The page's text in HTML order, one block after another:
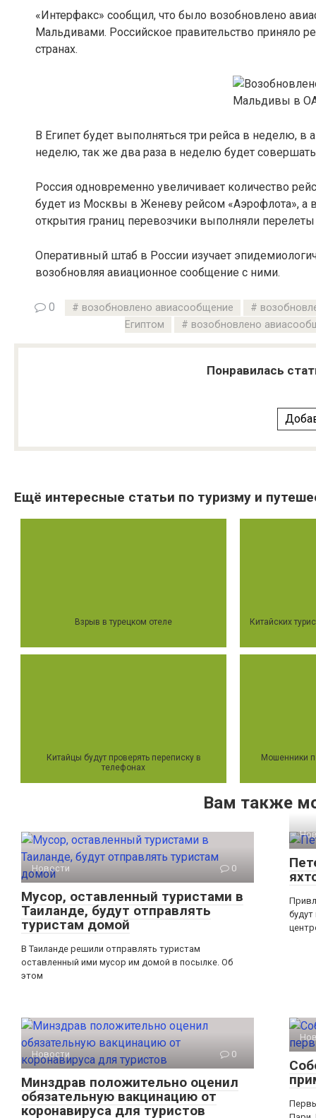
«Интерфакс» сообщил, что было возобновлено
Мальдивами. Российское правительство приняло
странах.
В Египет будет выполняться три рейса в неделю, в
неделю, так же два раза в неделю будет
Россия одновременно увеличивает количество
будет из Москвы в Женеву рейсом «Аэрофлота», а
открытия границ перевозчики выполняли
Оперативный штаб в России изучает
возобновляя авиационное сообщение с ними.
0 возобновлено авиасообщение
Египтом
возобновлено
Понравилась
Ещё интересные статьи по туризму и
Взрыв в турецком отеле Китайских
Китайцы будут проверять переписку в
телефонах
Мошенники
Вам также
Новости 0
Мусор, оставленный туристами в
Таиланде, будут отправлять
туристам домой
В Таиланде решили отправлять туристам
оставленный ими мусор им домой в посылке. Об
этом
Новости 0
Минздрав положительно оценил
обязательную вакцинацию от
коронавируса для туристов